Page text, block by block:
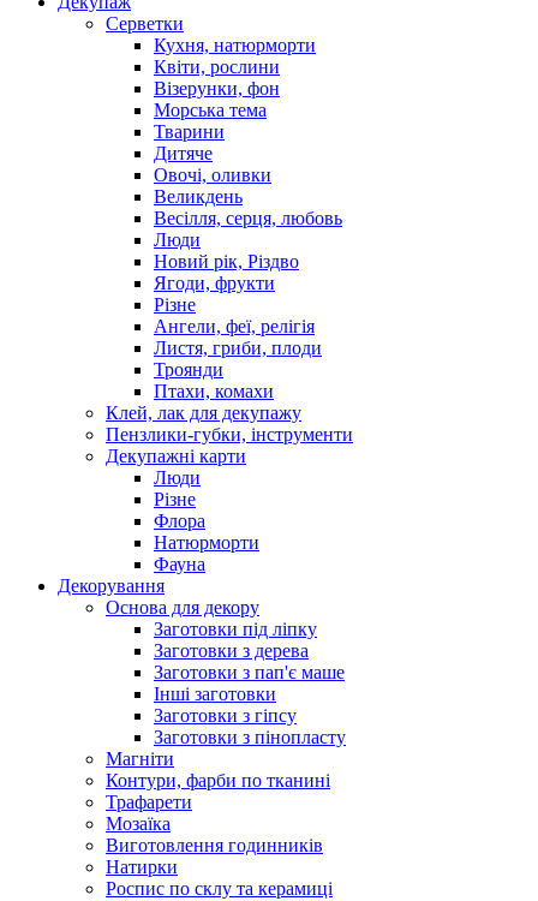
Серветки
Кухня, натюрморти
Квіти, рослини
Візерунки, фон
Морська тема
Тварини
Дитяче
Овочі, оливки
Великдень
Весілля, серця, любовь
Люди
Новий рік, Різдво
Ягоди, фрукти
Різне
Ангели, феї, релігія
Листя, гриби, плоди
Троянди
Птахи, комахи
Клей, лак для декупажу
Пензлики-губки, інструменти
Декупажні карти
Люди
Різне
Флора
Натюрморти
Фауна
Декорування
Основа для декору
Заготовки під ліпку
Заготовки з дерева
Заготовки з пап'є маше
Інші заготовки
Заготовки з гіпсу
Заготовки з пінопласту
Магніти
Контури, фарби по тканині
Трафарети
Мозаїка
Виготовлення годинників
Натирки
Роспис по склу та керамиці